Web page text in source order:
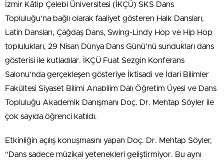
İzmir Kâtip Çelebi Üniversitesi (İKÇÜ) SKS Dans
Topluluğu’na bağlı olarak faaliyet gösteren Halk Dansları,
Latin Dansları, Çağdaş Dans, Swing-Lindy Hop ve Hip Hop
toplulukları, 29 Nisan Dünya Dans Günü’nü sundukları dans
gösterisi ile kutladılar. İKÇÜ Fuat Sezgin Konferans
Salonu’nda gerçekleşen gösteriye İktisadi ve İdari Bilimler
Fakültesi Siyaset Bilimi Anabilim Dalı Öğretim Üyesi ve Dans
Topluluğu Akademik Danışmanı Doç. Dr. Mehtap Söyler ile
çok sayıda öğrenci katıldı.
Etkinliğin açılış konuşmasını yapan Doç. Dr. Mehtap Söyler,
“Dans sadece müzikal yetenekleri geliştirmiyor. Bu aynı